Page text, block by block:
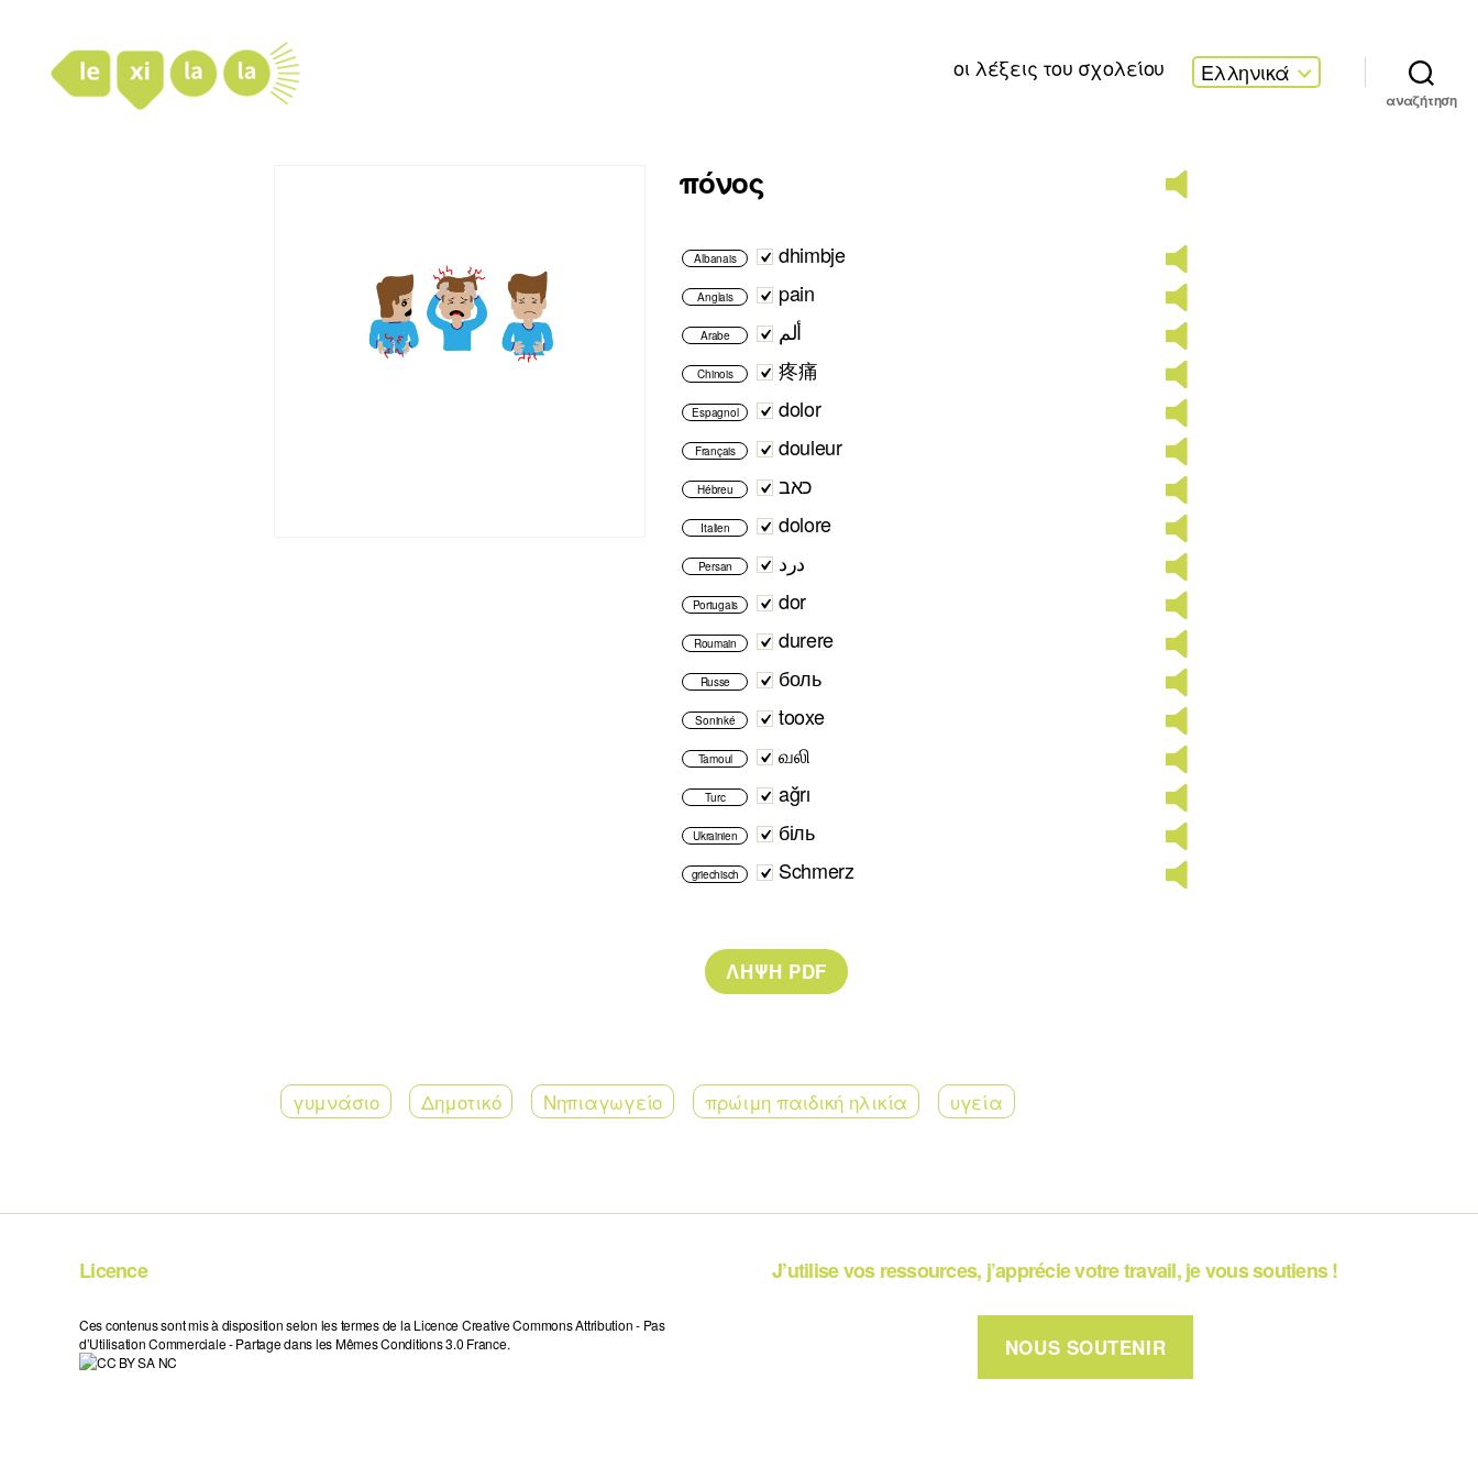
οι λέξεις του σχολείου Ελληνικά
αναζήτηση
πόνος
Albanais dhimbje
Anglais pain
Arabe ألم
Chinois 疼痛
Espagnol dolor
Français douleur
Hébreu כאב
Italien dolore
Persan درد
Portugais dor
Roumain durere
Russe боль
Soninké tooxe
Tamoul வலி
Turc ağrı
Ukrainien біль
griechisch Schmerz
γυμνάσιο Δημοτικό Νηπιαγωγείο πρώιμη παιδική ηλικία υγεία
Licence
Ces contenus sont mis à disposition selon les termes de la Licence Creative Commons Attribution - Pas
d’Utilisation Commerciale - Partage dans les Mêmes Conditions 3.0 France.
J’utilise vos ressources, j’apprécie votre travail, je vous soutiens !
NOUS SOUTENIR